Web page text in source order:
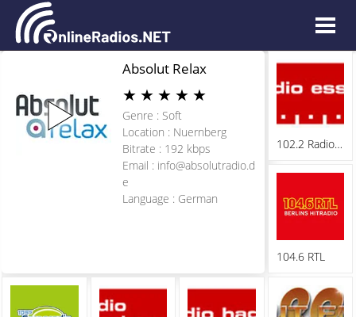
Absolut Relax
★ ★ ★ ★ ★
Genre : Soft
Location : Nuernberg
Bitrate : 192 kbps
Email : info@absolutradio.d
e
Language : German
102.2 Radio Essen
104.6 RTL